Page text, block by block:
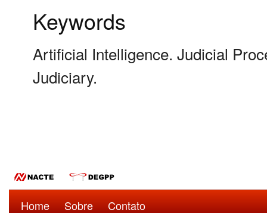
Keywords
Artificial Intelligence. Judicial
Judiciary.
Home Sobre Contato